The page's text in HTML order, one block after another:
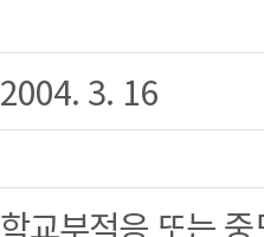
2004. 3. 16
학교부적응 또는